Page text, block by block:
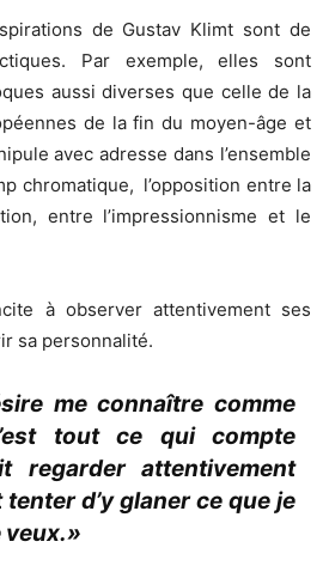
de Gustav Klimt sont de
Par exemple, elles sont
aussi diverses que celle de la
de la fin du moyen-âge et
avec adresse dans l’ensemble
chromatique, l’opposition entre la
entre l’impressionnisme et le
à observer attentivement ses
sa personnalité.
me connaître comme
tout ce qui compte
regarder attentivement
d’y glaner ce que je
veux.»